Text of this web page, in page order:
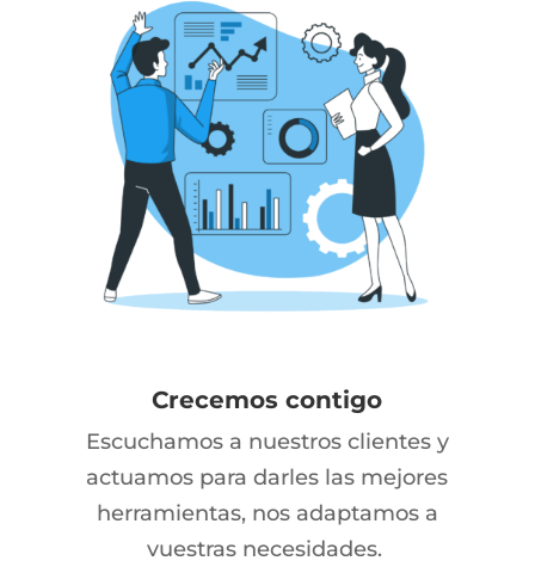
Crecemos contigo
Escuchamos a nuestros clientes y
actuamos para darles las mejores
herramientas, nos adaptamos a
vuestras necesidades.